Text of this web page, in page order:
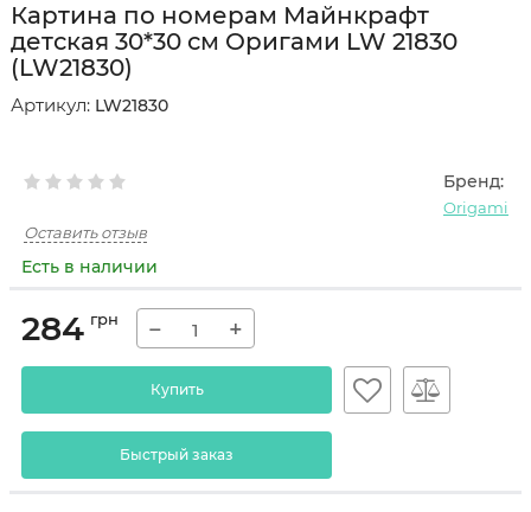
Картина по номерам Майнкрафт
детская 30*30 см Оригами LW 21830
(LW21830)
Артикул: LW21830
Бренд:
Origami
Оставить отзыв
Есть в наличии
284 грн − +
Купить
Быстрый заказ